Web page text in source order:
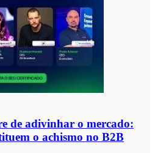
de adivinhar o mercado:
o achismo no B2B